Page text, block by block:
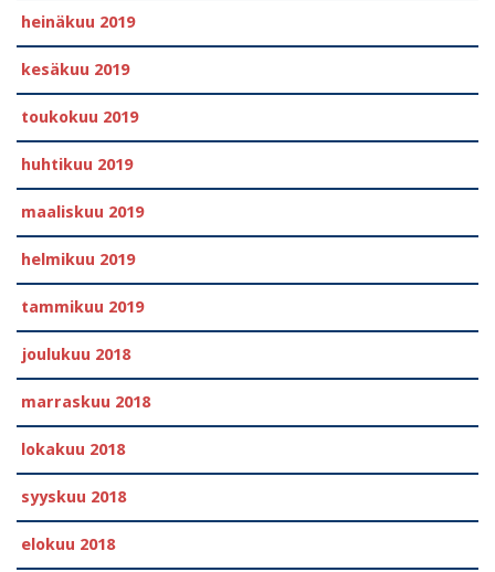
heinäkuu 2019
kesäkuu 2019
toukokuu 2019
huhtikuu 2019
maaliskuu 2019
helmikuu 2019
tammikuu 2019
joulukuu 2018
marraskuu 2018
lokakuu 2018
syyskuu 2018
elokuu 2018